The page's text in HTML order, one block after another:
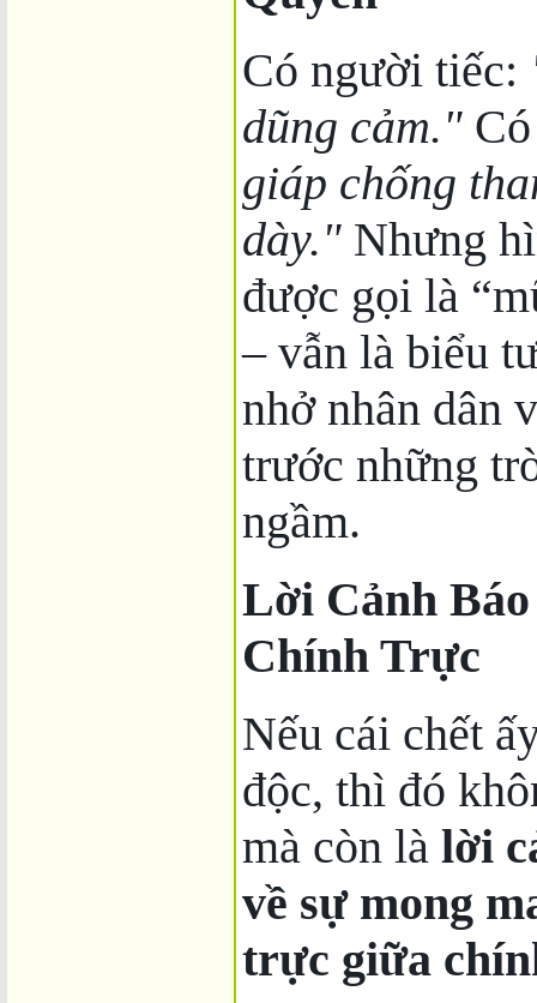
Có người tiếc:
dũng cảm."
giáp chống
dày." Nhưng
được gọi là
– vẫn là biểu
nhở nhân dân
trước những
ngầm.
Lời Cảnh
Chính Trực
Nếu cái chết
độc, thì đó
mà còn là lời
về sự mong
trực giữa